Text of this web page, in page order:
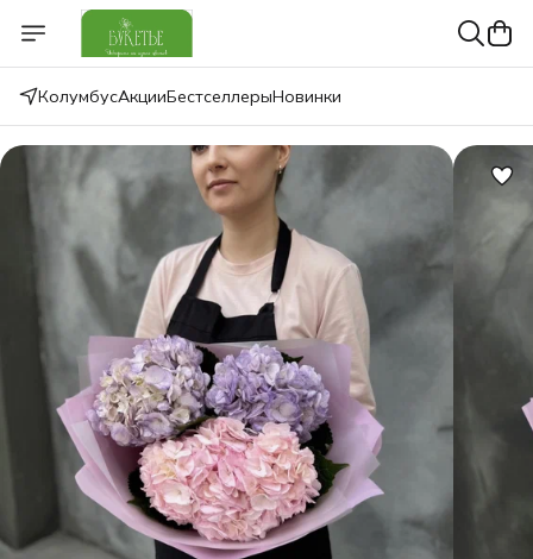
КолумбусАкцииБестселлерыНовинки